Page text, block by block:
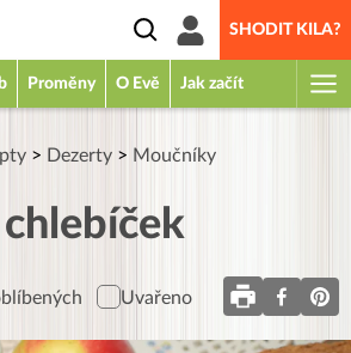
SHODIT KILA?
Proměny O Evě Jak začít
> Dezerty > Moučníky
Uvařeno